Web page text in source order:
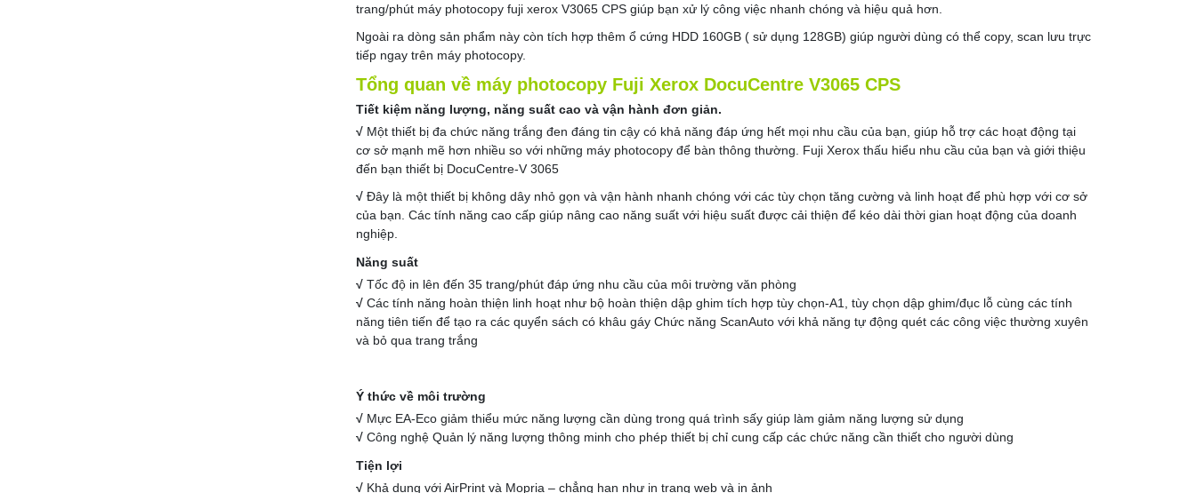
trang/phút máy photocopy fuji xerox V3065 CPS giúp bạn xử lý công việc nhanh chóng và hiệu quả hơn.
Ngoài ra dòng sản phẩm này còn tích hợp thêm ổ cứng HDD 160GB ( sử dụng 128GB) giúp người dùng có thể copy, scan lưu trực
tiếp ngay trên máy photocopy.
Tổng quan về máy photocopy Fuji Xerox DocuCentre V3065 CPS
Tiết kiệm năng lượng, năng suất cao và vận hành đơn giản.
√ Một thiết bị đa chức năng trắng đen đáng tin cậy có khả năng đáp ứng hết mọi nhu cầu của bạn, giúp hỗ trợ các hoạt động tại
cơ sở mạnh mẽ hơn nhiều so với những máy photocopy để bàn thông thường. Fuji Xerox thấu hiểu nhu cầu của bạn và giới thiệu
đến bạn thiết bị DocuCentre-V 3065
√Đây là một thiết bị không dây nhỏ gọn và vận hành nhanh chóng với các tùy chọn tăng cường và linh hoạt để phù hợp với cơ sở
của bạn. Các tính năng cao cấp giúp nâng cao năng suất với hiệu suất được cải thiện để kéo dài thời gian hoạt động của doanh
nghiệp.
Năng suất
√Tốc độ in lên đến 35 trang/phút đáp ứng nhu cầu của môi trường văn phòng
√Các tính năng hoàn thiện linh hoạt như bộ hoàn thiện dập ghim tích hợp tùy chọn-A1, tùy chọn dập ghim/đục lỗ cùng các tính
năng tiên tiến để tạo ra các quyển sách có khâu gáy Chức năng ScanAuto với khả năng tự động quét các công việc thường xuyên
và bỏ qua trang trắng
Ý thức về môi trường
√ Mực EA-Eco giảm thiểu mức năng lượng cần dùng trong quá trình sấy giúp làm giảm năng lượng sử dụng
√Công nghệ Quản lý năng lượng thông minh cho phép thiết bị chỉ cung cấp các chức năng cần thiết cho người dùng
Tiện lợi
√ Khả dụng với AirPrint và Mopria – chẳng hạn như in trang web và in ảnh